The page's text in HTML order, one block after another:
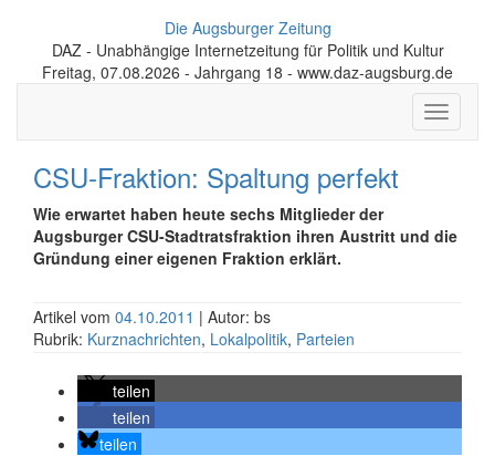
Die Augsburger Zeitung
DAZ - Unabhängige Internetzeitung für Politik und Kultur
Freitag, 07.08.2026 - Jahrgang 18 - www.daz-augsburg.de
Toggle
CSU-Fraktion: Spaltung perfekt
Wie erwartet haben heute sechs Mitglieder der
Augsburger CSU-Stadtratsfraktion ihren Austritt und die
Gründung einer eigenen Fraktion erklärt.
Artikel vom 04.10.2011 | Autor: bs
Rubrik: Kurznachrichten, Lokalpolitik, Parteien
teilen
teilen
teilen